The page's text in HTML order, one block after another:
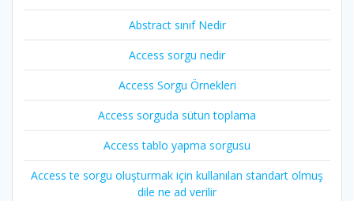
Abstract sınıf Nedir
Access sorgu nedir
Access Sorgu Örnekleri
Access sorguda sütun toplama
Access tablo yapma sorgusu
Access te sorgu oluşturmak için kullanılan standart olmuş
dile ne ad verilir